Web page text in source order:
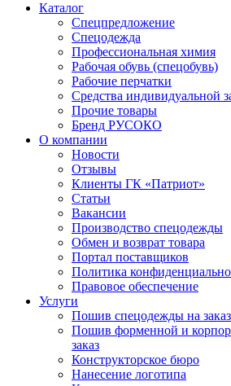
Каталог
Спецпредложение
Спецодежда
Профессиональная химия
Рабочая обувь (спецобувь)
Рабочие перчатки
Средства индивидуальной
Прочие товары
Бренд РУСОКО
О компании
Новости
Отзывы
Клиенты ГК «Патриот»
Статьи
Вакансии
Производство спецодежды
Обмен и возврат товара
Портал поставщиков
Политика
Правовое обеспечение
Услуги
Пошив спецодежды на заказ
Пошив форменной и
заказ
Конструкторское бюро
Нанесение логотипа